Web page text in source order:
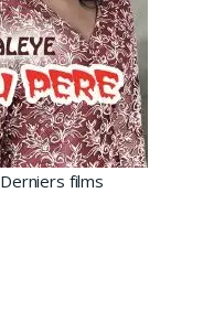
Derniers films